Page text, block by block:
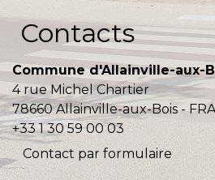
Contacts
Commune d'Allainville-aux-
4 rue Michel Chartier
78660 Allainville-aux-Bois -
+33 1 30 59 00 03
Contact par formulaire